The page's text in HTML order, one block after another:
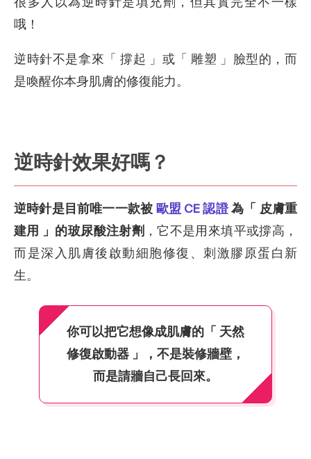
哦！
逆時針不是拿來「 撐起 」或「 雕塑 」臉型的，而
是喚醒你本身肌膚的修復能力。
逆時針效果好嗎？
逆時針是目前唯一一款被 歐盟 CE 認證為「 皮膚重
建用 」的玻尿酸注射劑 ，它不是用來填平或撐高，
而是深入肌膚後啟動細胞修復、刺激膠原蛋白新
生。
你可以把它想像成肌膚的「 天然
修復啟動器 」，不是裝修牆壁，
而是請牆自己長回來。